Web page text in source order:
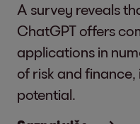
A survey reveals
ChatGPT offers
applications in
of risk and
potential.